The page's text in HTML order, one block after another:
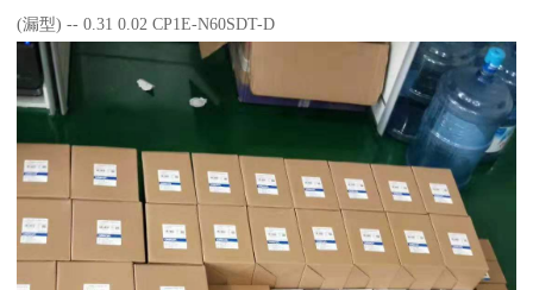
(漏型) -- 0.31 0.02 CP1E-N60SDT-D